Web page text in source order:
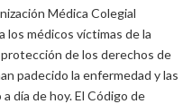
Médica Colegial
los médicos víctimas de la
de los derechos de
padecido la enfermedad y las
día de hoy. El Código de